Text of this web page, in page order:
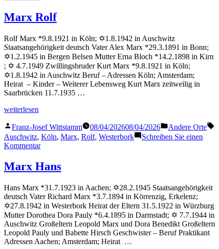
Kurt
Marx Rolf
Rolf Marx *9.8.1921 in Köln; ✡1.8.1942 in Auschwitz
Staatsangehörigkeit deutsch Vater Alex Marx *29.3.1891 in Bonn;
✡1.2.1945 in Bergen Belsen Mutter Erna Bloch *14.2.1898 in Kirn
; ✡ 4.7.1949 Zwillingsbruder Kurt Marx *9.8.1921 in Köln;
✡1.8.1942 in Auschwitz Beruf – Adressen Köln; Amsterdam;
Heirat – Kinder – Weiterer Lebensweg Kurt Marx zeitweilig in
Saarbrücken 11.7.1935 …
„Marx
weiterlesen
Veröffentlicht
von
Franz-Josef Wittstamm 08/04/202608/04/2026
Veröffentlicht
in
Andere Orte
Auschwitz, Köln, Marx, Rolf, Westerbork
Schreiben Sie einen
Kommentarzu
Rolf
Marx Hans
Hans Marx *31.7.1923 in Aachen; ✡28.2.1945 Staatsangehörigkeit
deutsch Vater Richard Marx *3.7.1894 in Körrenzig, Erkelenz;
✡27.8.1942 in Westerbork Heirat der Eltern 31.5.1922 in Würzburg
Mutter Dorothea Dora Pauly *6.4.1895 in Darmstadt; ✡ 7.7.1944 in
Auschwitz Großeltern Leopold Marx und Dora Benedikt Großeltern
Leopold Pauly und Babette Hirsch Geschwister – Beruf Praktikant
Adressen Aachen; Amsterdam; Heirat …